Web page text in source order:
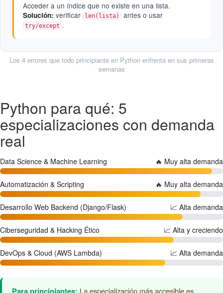
Acceder a un índice que no existe en una lista.
Solución: verificar len(lista) antes o usar
try/except .
Los 4 errores que todo principiante en Python enfrenta en sus primeras
semanas
Python para qué: 5
especializaciones con demanda
real
Data Science & Machine Learning 🔥 Muy alta demanda
Automatización & Scripting 🔥 Muy alta demanda
Desarrollo Web Backend (Django/Flask) 📈 Alta demanda
Ciberseguridad & Hacking Ético 📈 Alta y creciendo
DevOps & Cloud (AWS Lambda) 📈 Alta demanda
La especialización más accesible es